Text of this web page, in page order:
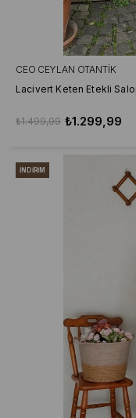
CEO CEYLAN OTANTIK
Lacivert Keten Etekli
₺1.299,99
₺1.499,99
İNDIRIM